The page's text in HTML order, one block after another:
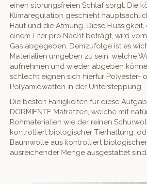
einen störungsfreien Schlaf sorgt. Die
Klimaregulation geschieht
Haut und die Atmung. Diese Flüssigkeit,
einem Liter pro Nacht beträgt, wird
Gas abgegeben. Demzufolge ist es
Materialien umgeben zu sein, welche
aufnehmen und wieder abgeben
schlecht eignen sich hierfür Polyester-
Polyamidwatten in der Untersteppung.
Die besten Fähigkeiten für diese
DORMIENTE Matratzen, welche mit
Rohmaterialien wie der reinen
kontrolliert biologischer Tierhaltung,
Baumwolle aus kontrolliert
ausreichender Menge ausgestattet sind.